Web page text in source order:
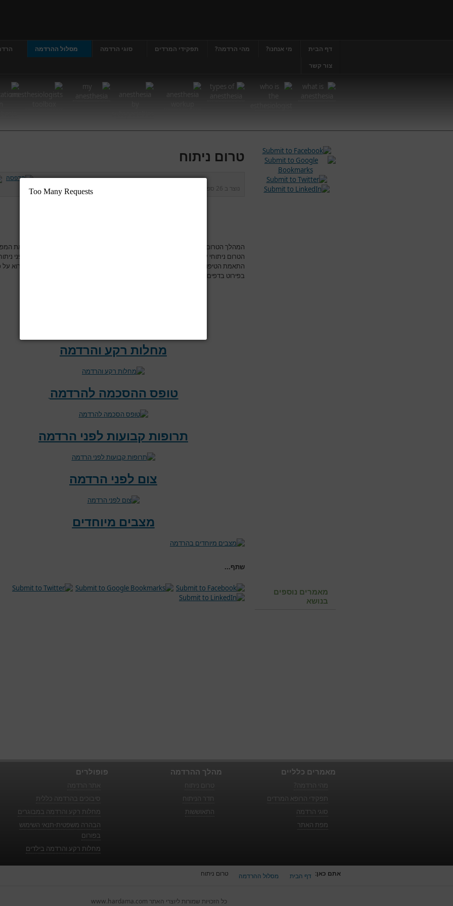
דף הבית מי אנחנו? מהי הרדמה? תפקידי המרדים סוגי הרדמה מסלול ההרדמה
צור קשר
טרום ניתוח
נוצר ב 26 ספטמבר 2012 כניסות:13635
המהלך הטרום ניתוחי מתחיל באינדיקציה לפרוצדורה/ניתוח, וממשיך בתהליך שכולל את
הטרום ניתוחי עם הרופא המרדים שממנו נגזרים ההכנות לפני הניתוח, הנחיות לצום לפני
התאמת הטיפול התרופתי וההתייחסות למצבים מיוחדים בהקשר ההרדמתי. תוכלו לקרוא על
בפירוט בדפים הבאים:
מחלות רקע והרדמה
טופס ההסכמה להרדמה
תרופות קבועות לפני הרדמה
צום לפני הרדמה
מצבים מיוחדים
שתף...
מאמרים נוספים
בנושא
פופולרים
סיבוכים בהרדמה כללית
מחלות רקע והרדמה במבוגרים
הבהרה משפטית-תנאי השימוש
בפורום
מחלות רקע והרדמה בילדים
מהלך ההרדמה
חדר הניתוח
התאוששות
מאמרים כלליים
תפקידי הרופא המרדים
סוגי הרדמה
מפת האתר
אתם כאן: דף הבית מסלול ההרדמה טרום ניתוח
כל הזכויות שמורות ליוצרי האתר www.hardama.com